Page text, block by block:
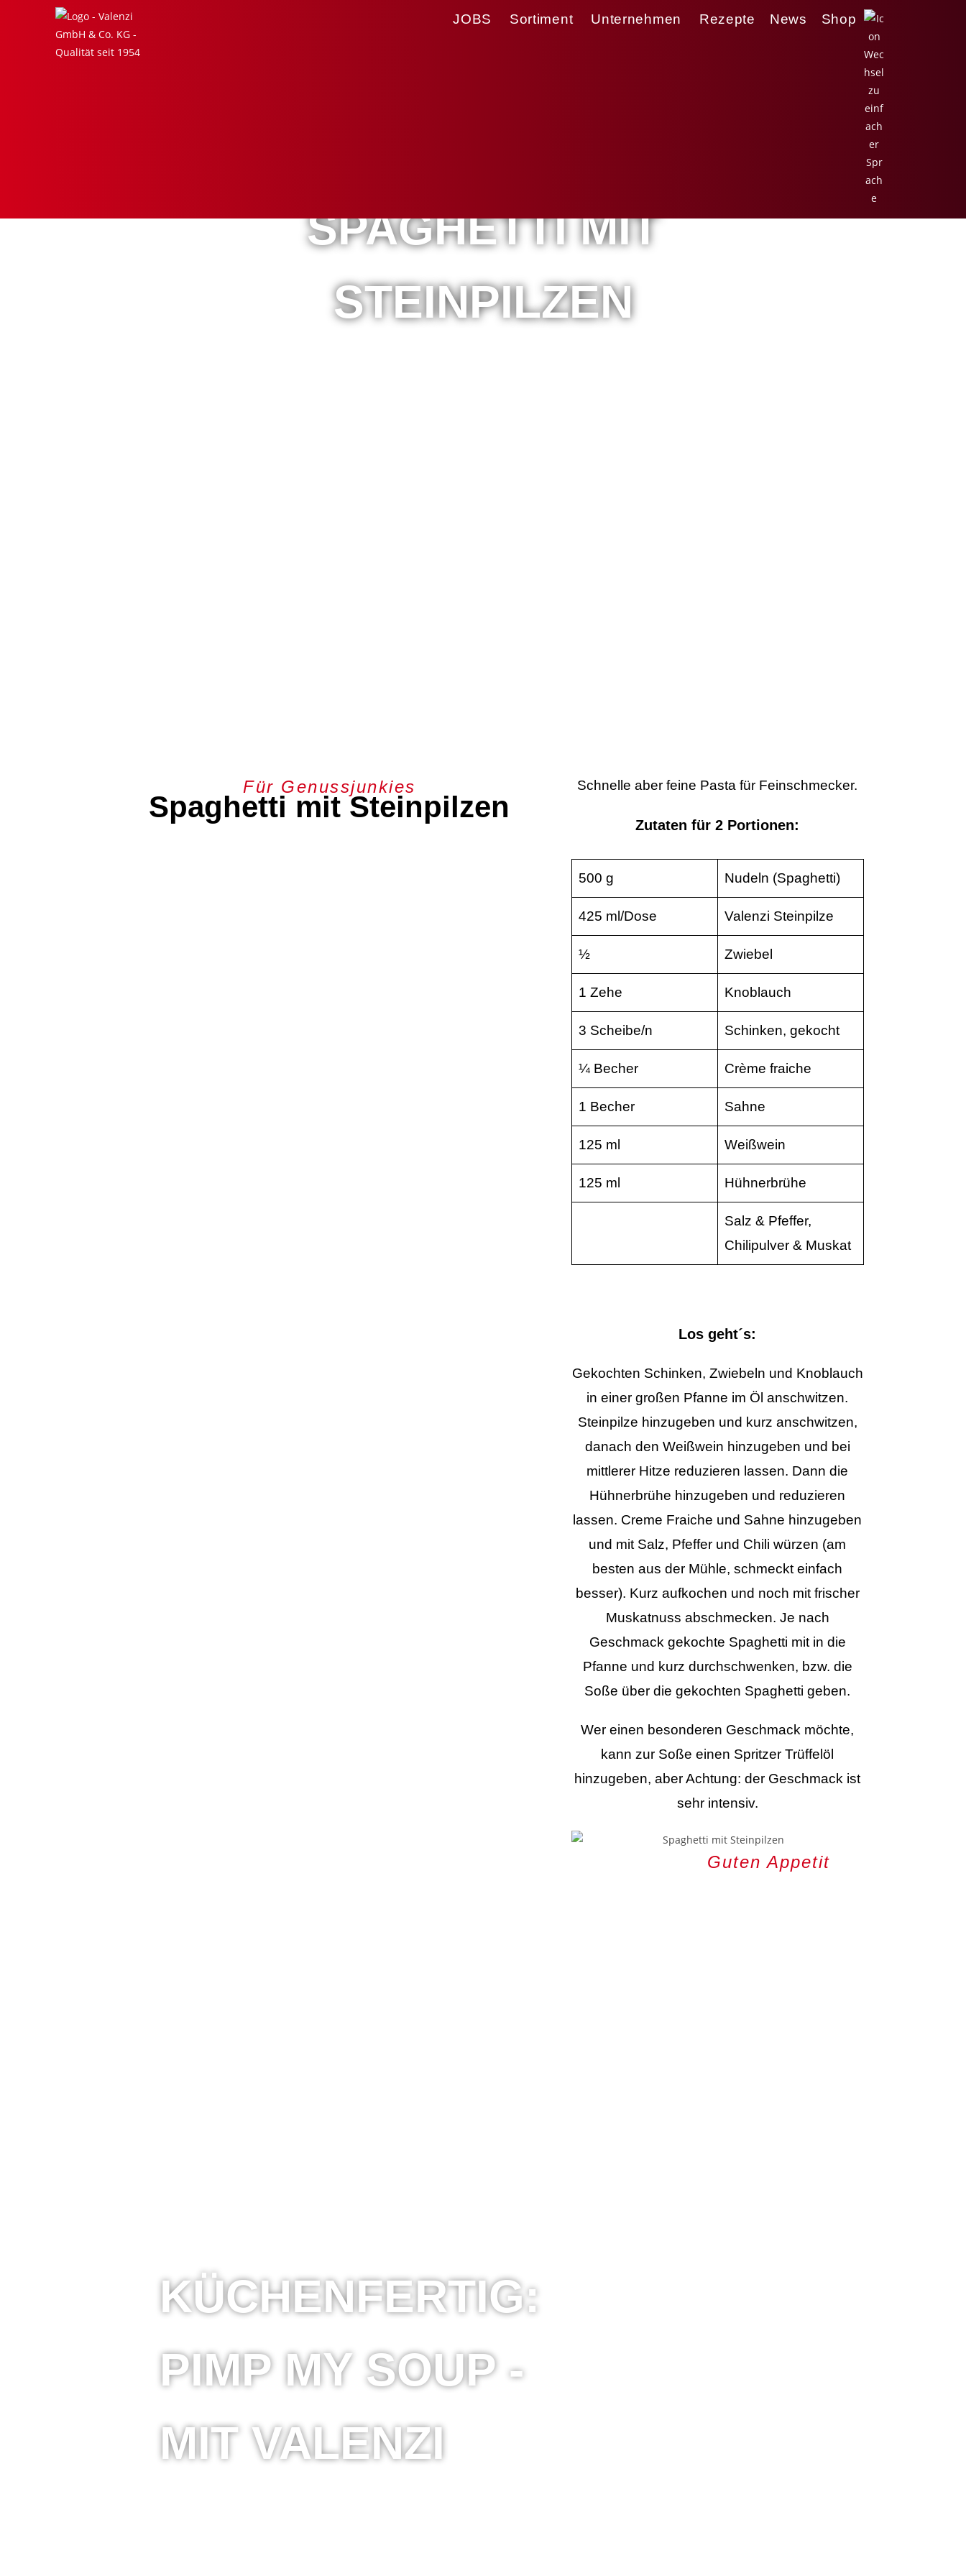
JOBS Sortiment Unternehmen Rezepte News Shop
SPAGHETTI MIT
STEINPILZEN
Für Genussjunkies
Spaghetti mit Steinpilzen
Schnelle aber feine Pasta für Feinschmecker.
Zutaten für 2 Portionen:
500 g Nudeln (Spaghetti)
425 ml/Dose Valenzi Steinpilze
½ Zwiebel
1 Zehe Knoblauch
3 Scheibe/n Schinken, gekocht
¼ Becher Crème fraiche
1 Becher Sahne
125 ml Weißwein
125 ml Hühnerbrühe
Salz & Pfeffer,
Chilipulver & Muskat
Los geht´s:
Gekochten Schinken, Zwiebeln und Knoblauch
in einer großen Pfanne im Öl anschwitzen.
Steinpilze hinzugeben und kurz anschwitzen,
danach den Weißwein hinzugeben und bei
mittlerer Hitze reduzieren lassen. Dann die
Hühnerbrühe hinzugeben und reduzieren
lassen. Creme Fraiche und Sahne hinzugeben
und mit Salz, Pfeffer und Chili würzen (am
besten aus der Mühle, schmeckt einfach
besser). Kurz aufkochen und noch mit frischer
Muskatnuss abschmecken. Je nach
Geschmack gekochte Spaghetti mit in die
Pfanne und kurz durchschwenken, bzw. die
Soße über die gekochten Spaghetti geben.
Wer einen besonderen Geschmack möchte,
kann zur Soße einen Spritzer Trüffelöl
hinzugeben, aber Achtung: der Geschmack ist
sehr intensiv.
Guten Appetit
KÜCHENFERTIG:
PIMP MY SOUP -
MIT VALENZI